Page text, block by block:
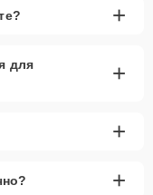
+
для
+
+
+